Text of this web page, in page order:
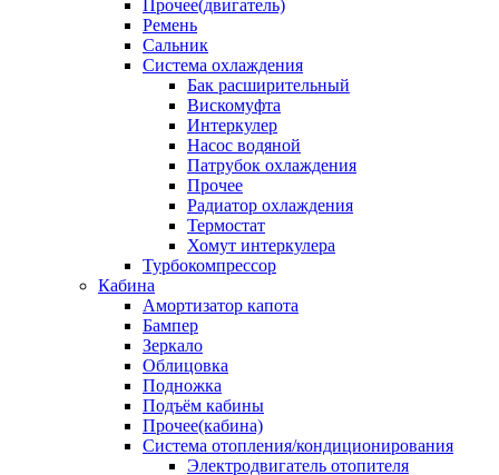
Прочее(двигатель)
Ремень
Сальник
Система охлаждения
Бак расширительный
Вискомуфта
Интеркулер
Насос водяной
Патрубок охлаждения
Прочее
Радиатор охлаждения
Термостат
Хомут интеркулера
Турбокомпрессор
Кабина
Амортизатор капота
Бампер
Зеркало
Облицовка
Подножка
Подъём кабины
Прочее(кабина)
Система отопления/кондиционирования
Электродвигатель отопителя